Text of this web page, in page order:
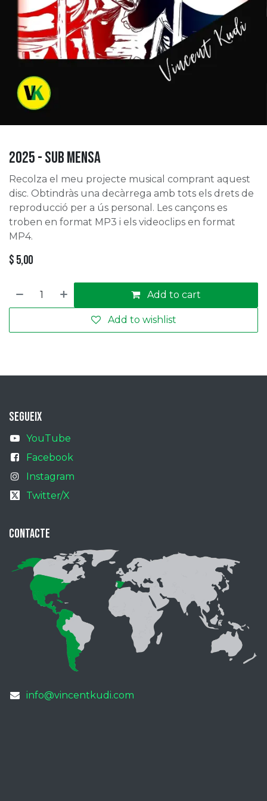
2025 - Sub Mensa
Recolza el meu projecte musical comprant aquest
disc. Obtindràs una decàrrega amb tots els drets de
reproducció per a ús personal. Les cançons es
troben en format MP3 i els videoclips en format
MP4.
$ 5,00
Add to cart
Add to wishlist
segueix
YouTube
Facebook
Instagram
Twitter/X
Contacte
info@vincentkudi.com